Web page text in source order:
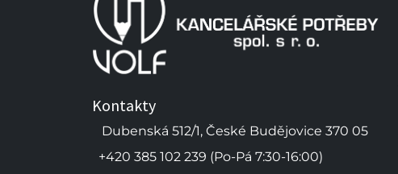
Kontakty
Dubenská 512/1, České Budějovice 370 05
+420 385 102 239 (Po-Pá 7:30-16:00)